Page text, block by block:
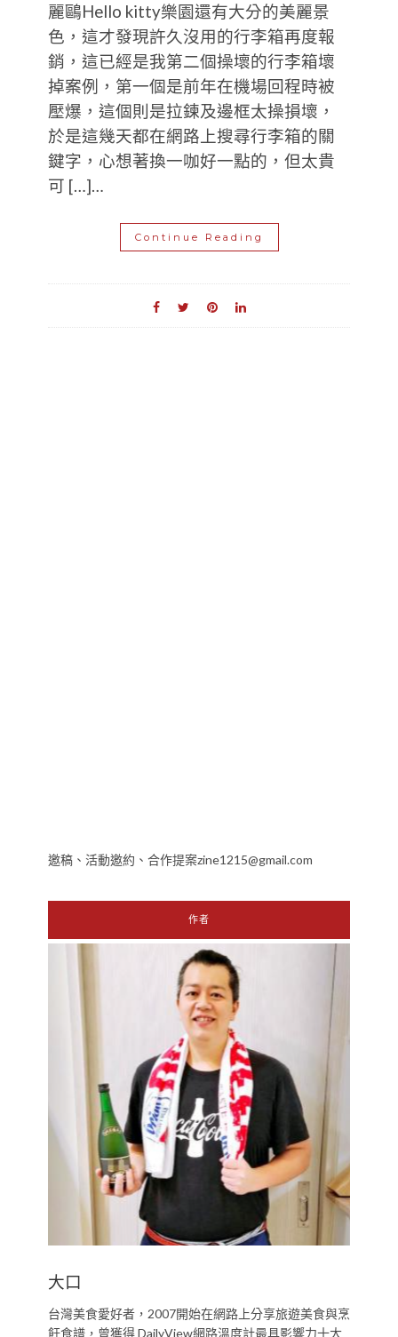
麗鷗Hello kitty樂園還有大分的美麗景
色，這才發現許久沒用的行李箱再度報
銷，這已經是我第二個操壞的行李箱壞
掉案例，第一個是前年在機場回程時被
壓爆，這個則是拉鍊及邊框太操損壞，
於是這幾天都在網路上搜尋行李箱的關
鍵字，心想著換一咖好一點的，但太貴
可 […]…
Continue Reading
邀稿、活動邀約、合作提案zine1215@gmail.com
作者
大口
台灣美食愛好者，2007開始在網路上分享旅遊美食與烹
飪食譜，曾獲得 DailyView網路溫度計最具影響力十大